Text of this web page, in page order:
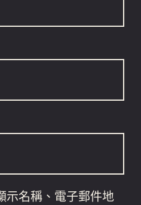
示名稱、電子郵件地